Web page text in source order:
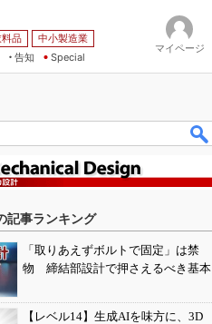
品
中小製造業
告知 Special
マイページ
記事ランキング
「取りあえずボルトで固定」は禁
物 締結部設計で押さえるべき基本
【レベル14】生成AIを味方に、3D